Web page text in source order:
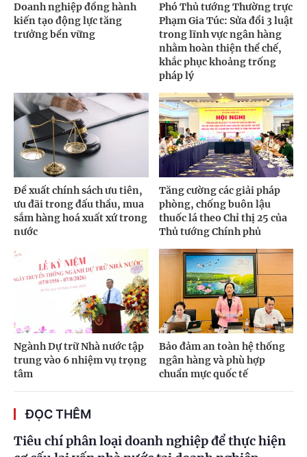
Doanh nghiệp đồng hành
kiến tạo động lực tăng
trưởng bền vững
Phó Thủ tướng Thường trực
Phạm Gia Túc: Sửa đổi 3 luật
trong lĩnh vực ngân hàng
nhằm hoàn thiện thể chế,
khắc phục khoảng trống
pháp lý
Đề xuất chính sách ưu tiên,
ưu đãi trong đấu thầu, mua
sắm hàng hoá xuất xứ trong
nước
Tăng cường các giải pháp
phòng, chống buôn lậu
thuốc lá theo Chỉ thị 25 của
Thủ tướng Chính phủ
Ngành Dự trữ Nhà nước tập
trung vào 6 nhiệm vụ trọng
tâm
Bảo đảm an toàn hệ thống
ngân hàng và phù hợp
chuẩn mực quốc tế
ĐỌC THÊM
Tiêu chí phân loại doanh nghiệp để thực hiện